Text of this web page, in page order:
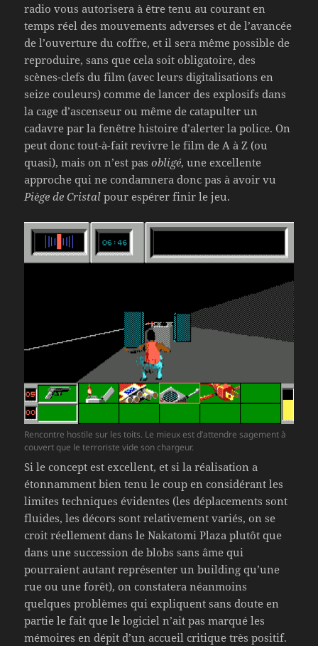
radio vous autorisera à être tenu au courant en
temps réel des mouvements adverses et de l’avancée
de l’ouverture du coffre, et il sera même possible de
reproduire, sans que cela soit obligatoire, des
scènes-clefs du film (avec leurs digitalisations en
seize couleurs) comme de lancer des explosifs dans
la cage d’ascenseur ou même de catapulter un
cadavre par la fenêtre histoire d’alerter la police. On
peut donc tout-à-fait revivre le film de A à Z (ou
quasi), mais on n’est pasobligé, une excellente
approche qui ne condamnera donc pas à avoir vu
Piège de Cristal pour espérer finir le jeu.
Rencontre hostile sur les toits. Le mieux est d’attendre sagement à
couvert que le terroriste vide son chargeur.
Si le concept est excellent, et si la réalisation a
étonnamment bien tenu le coup en considérant les
limites techniques évidentes (les déplacements sont
fluides, les décors sont relativement variés, on se
croit réellement dans le Nakatomi Plaza plutôt que
dans une succession de blobs sans âme qui
pourraient autant représenter un building qu’une
rue ou une forêt), on constatera néanmoins
quelques problèmes qui expliquent sans doute en
partie le fait que le logiciel n’ait pas marqué les
mémoires en dépit d’un accueil critique très positif.